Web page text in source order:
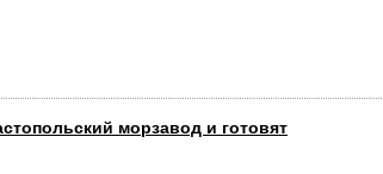
морзавод и готовят